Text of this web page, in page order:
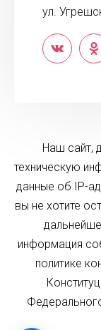
ул.
Наш сайт,
техническую
данные об IP-
вы не хотите
информация
политике